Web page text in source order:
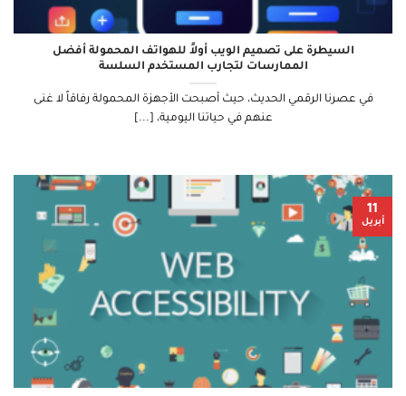
السيطرة على تصميم الويب أولاً للهواتف المحمولة أفضل
الممارسات لتجارب المستخدم السلسة
في عصرنا الرقمي الحديث، حيث أصبحت الأجهزة المحمولة رفاقاً لا غنى
عنهم في حياتنا اليومية، [...]
11
أبريل